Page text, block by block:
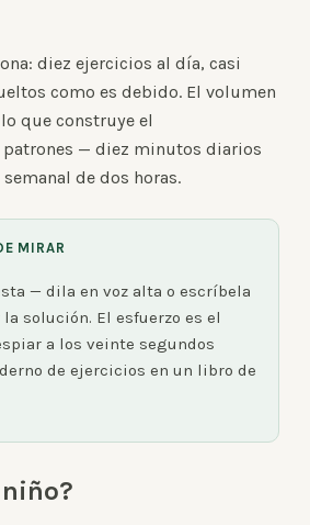
diez ejercicios al día, casi
como es debido. El volumen
que construye el
— diez minutos diarios
de dos horas.
MIRAR
— dila en voz alta o escríbela
solución. El esfuerzo es el
a los veinte segundos
de ejercicios en un libro de